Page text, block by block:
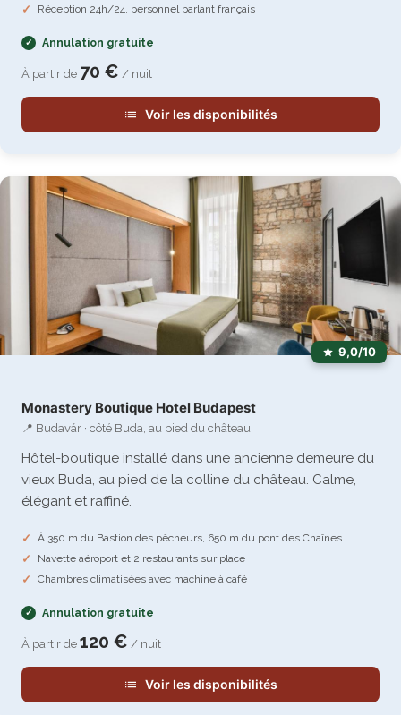
Réception 24h/24, personnel parlant français
Annulation gratuite
À partir de 70 € / nuit
Voir les disponibilités
9,0/10
Monastery Boutique Hotel Budapest
📍 Budavár · côté Buda, au pied du château
Hôtel-boutique installé dans une ancienne demeure du
vieux Buda, au pied de la colline du château. Calme,
élégant et raffiné.
À 350 m du Bastion des pêcheurs, 650 m du pont des Chaînes
Navette aéroport et 2 restaurants sur place
Chambres climatisées avec machine à café
Annulation gratuite
À partir de 120 € / nuit
Voir les disponibilités